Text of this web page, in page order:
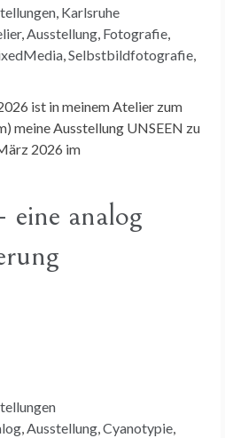
, Karlsruhe
,Ausstellung, Fotografie,
,Selbstbildfotografie,
ist in meinem Atelier zum
meine Ausstellung UNSEEN zu
2026 im
analog
,Ausstellung,Cyanotypie,